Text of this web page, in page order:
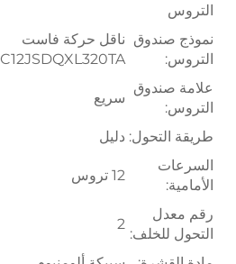
التروس
نموذج صندوق
التروس:
ناقل حركة فاست
C12JSDQXL320TA
علامة صندوق
التروس:
سريع
طريقة التحول: دليل
السرعات
الأمامية:
12 تروس
رقم معدل
التحول للخلف:
2